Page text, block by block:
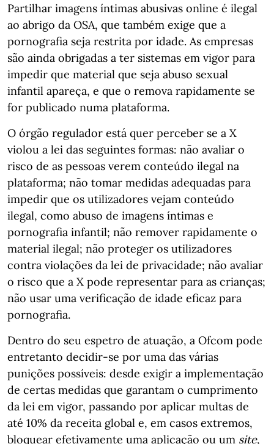
Partilhar imagens íntimas abusivas online é ilegal
ao abrigo da OSA, que também exige que a
pornografia seja restrita por idade. As empresas
são ainda obrigadas a ter sistemas em vigor para
impedir que material que seja abuso sexual
infantil apareça, e que o remova rapidamente se
for publicado numa plataforma.
O órgão regulador está quer perceber se a X
violou a lei das seguintes formas: não avaliar o
risco de as pessoas verem conteúdo ilegal na
plataforma; não tomar medidas adequadas para
impedir que os utilizadores vejam conteúdo
ilegal, como abuso de imagens íntimas e
pornografia infantil; não remover rapidamente o
material ilegal; não proteger os utilizadores
contra violações da lei de privacidade; não avaliar
o risco que a X pode representar para as crianças;
não usar uma verificação de idade eficaz para
pornografia.
Dentro do seu espetro de atuação, a Ofcom pode
entretanto decidir-se por uma das várias
punições possíveis: desde exigir a implementação
de certas medidas que garantam o cumprimento
da lei em vigor, passando por aplicar multas de
até 10% da receita global e, em casos extremos,
bloquear efetivamente uma aplicação ou um site,